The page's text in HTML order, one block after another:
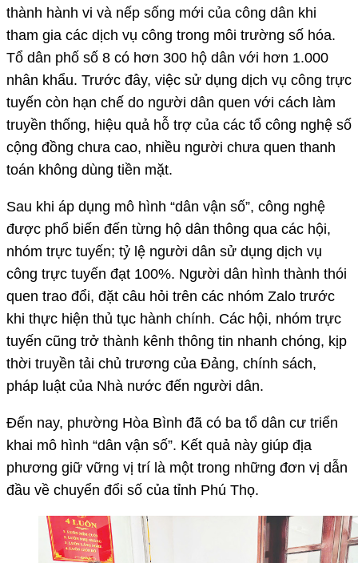
thành hành vi và nếp sống mới của công dân khi
tham gia các dịch vụ công trong môi trường số hóa.
Tổ dân phố số 8 có hơn 300 hộ dân với hơn 1.000
nhân khẩu. Trước đây, việc sử dụng dịch vụ công trực
tuyến còn hạn chế do người dân quen với cách làm
truyền thống, hiệu quả hỗ trợ của các tổ công nghệ số
cộng đồng chưa cao, nhiều người chưa quen thanh
toán không dùng tiền mặt.
Sau khi áp dụng mô hình “dân vận số”, công nghệ
được phổ biến đến từng hộ dân thông qua các hội,
nhóm trực tuyến; tỷ lệ người dân sử dụng dịch vụ
công trực tuyến đạt 100%. Người dân hình thành thói
quen trao đổi, đặt câu hỏi trên các nhóm Zalo trước
khi thực hiện thủ tục hành chính. Các hội, nhóm trực
tuyến cũng trở thành kênh thông tin nhanh chóng, kịp
thời truyền tải chủ trương của Đảng, chính sách,
pháp luật của Nhà nước đến người dân.
Đến nay, phường Hòa Bình đã có ba tổ dân cư triển
khai mô hình “dân vận số”. Kết quả này giúp địa
phương giữ vững vị trí là một trong những đơn vị dẫn
đầu về chuyển đổi số của tỉnh Phú Thọ.